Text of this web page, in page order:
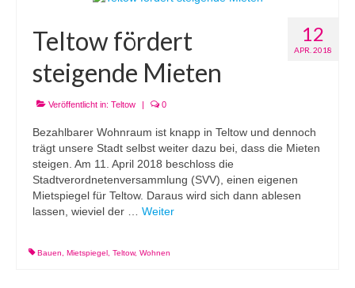
12
APR. 2018
Teltow fördert
steigende Mieten
Veröffentlicht in: Teltow 0
Bezahlbarer Wohnraum ist knapp in Teltow und dennoch
trägt unsere Stadt selbst weiter dazu bei, dass die Mieten
steigen. Am 11. April 2018 beschloss die
Stadtverordnetenversammlung (SVV), einen eigenen
Mietspiegel für Teltow. Daraus wird sich dann ablesen
lassen, wieviel der … Weiter
Bauen, Mietspiegel, Teltow, Wohnen